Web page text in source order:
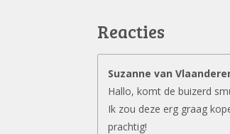
Reacties
Suzanne van
Hallo, komt de buizerd
Ik zou deze erg graag
prachtig!